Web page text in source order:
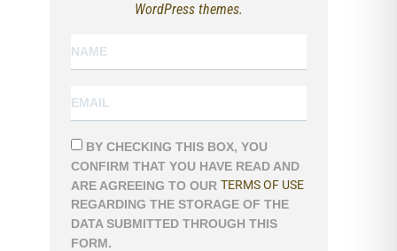
WordPress themes.
BY CHECKING THIS BOX, YOU
CONFIRM THAT YOU HAVE READ AND
ARE AGREEING TO OUR TERMS OF USE
REGARDING THE STORAGE OF THE
DATA SUBMITTED THROUGH THIS
FORM.